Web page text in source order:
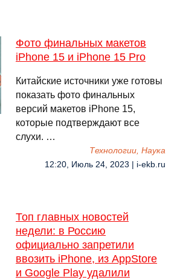
Фото финальных макетов
iPhone 15 и iPhone 15 Pro
Китайские источники уже готовы
показать фото финальных
версий макетов iPhone 15,
которые подтверждают все
слухи. …
Технологии, Наука
12:20, Июль 24, 2023 | i-ekb.ru
Топ главных новостей
недели: в Россию
официально запретили
ввозить iPhone, из AppStore
и Google Play удалили